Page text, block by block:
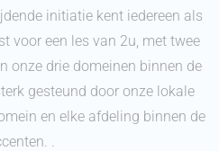
initiatie kent iedereen als
voor een les van 2u, met twee
onze drie domeinen binnen de
gesteund door onze lokale
en elke afdeling binnen de
.